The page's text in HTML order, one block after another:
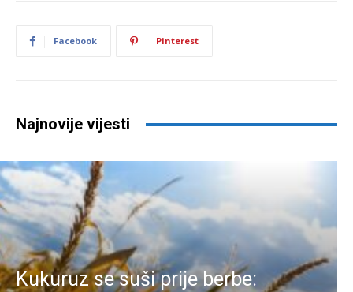
Facebook Pinterest
Najnovije vijesti
Kukuruz se suši prije berbe: